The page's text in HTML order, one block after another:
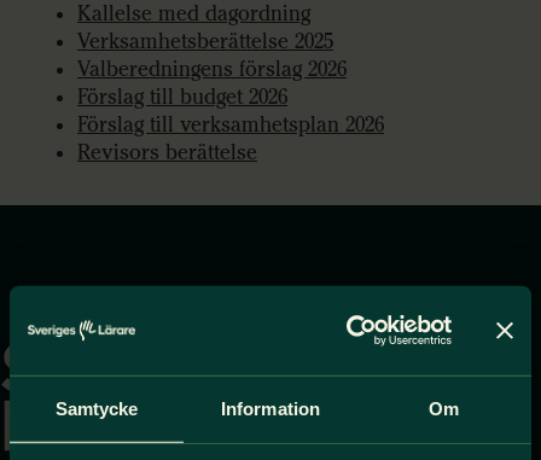
Samtycke Information Om
Kallelse med dagordning
Verksamhetsberättelse 2025
Valberedningens förslag 2026
Förslag till budget 2026
Förslag till verksamhetsplan 2026
Revisors berättelse
Gå
startsidan